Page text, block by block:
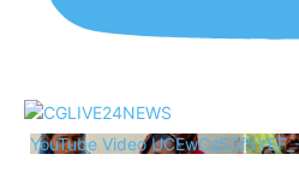
YouTube Video